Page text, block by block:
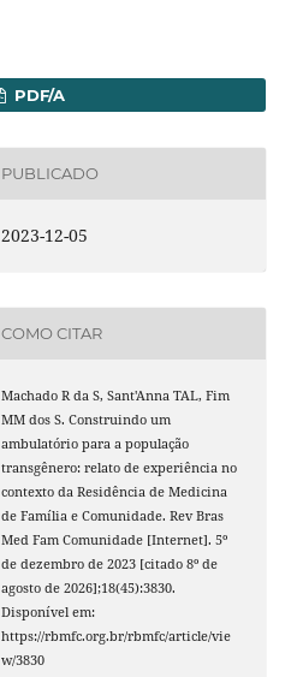
PDF/A
PUBLICADO
2023-12-05
COMO CITAR
Machado R da S, Sant'Anna TAL, Fim
MM dos S. Construindo um
ambulatório para a população
transgênero: relato de experiência no
contexto da Residência de Medicina
de Família e Comunidade. Rev Bras
Med Fam Comunidade [Internet]. 5º
de dezembro de 2023 [citado 8º de
agosto de 2026];18(45):3830.
Disponível em:
https://rbmfc.org.br/rbmfc/article/vie
w/3830